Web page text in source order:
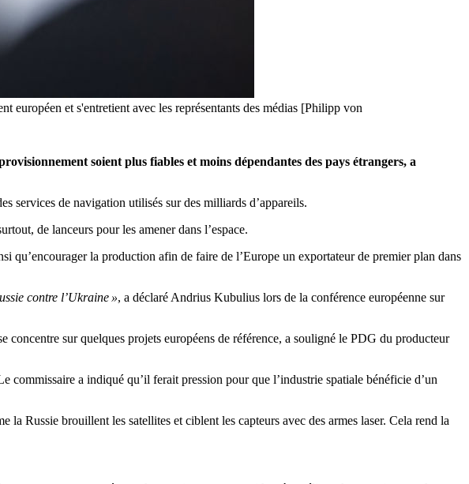
européen et s'entretient avec les représentants des médias [Philipp von
soient plus fiables et moins dépendantes des pays étrangers, a
services de navigation utilisés sur des milliards d’appareils.
de lanceurs pour les amener dans l’espace.
qu’encourager la production afin de faire de l’Europe un exportateur de premier plan dans
contre l’Ukraine », a déclaré Andrius Kubulius lors de la conférence européenne sur
concentre sur quelques projets européens de référence, a souligné le PDG du producteur
commissaire a indiqué qu’il ferait pression pour que l’industrie spatiale bénéficie d’un
Russie brouillent les satellites et ciblent les capteurs avec des armes laser. Cela rend la